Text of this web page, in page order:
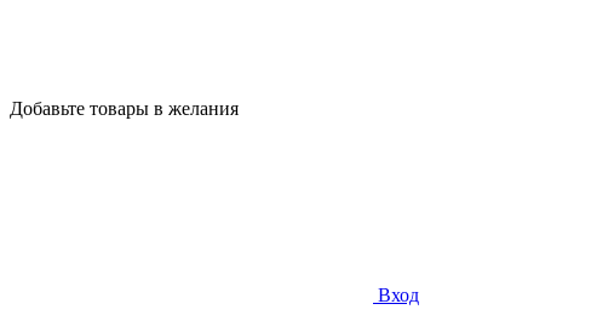
Добавьте товары в желания
Вход